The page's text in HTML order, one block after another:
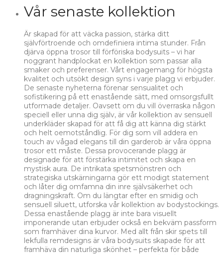
Vår senaste kollektion
Är skapad för att väcka passion, stärka ditt
självförtroende och omdefiniera intima stunder. Från
djärva öppna trosor till förföriska bodysuits – vi har
noggrant handplockat en kollektion som passar alla
smaker och preferenser. Vårt engagemang för högsta
kvalitet och utsökt design syns i varje plagg vi erbjuder.
De senaste nyheterna förenar sensualitet och
sofistikering på ett enastående sätt, med omsorgsfullt
utformade detaljer. Oavsett om du vill överraska någon
speciell eller unna dig själv, är vår kollektion av sensuell
underkläder skapad för att få dig att känna dig stärkt
och helt oemotståndlig. För dig som vill addera en
touch av vågad elegans till din garderob är våra öppna
trosor ett måste. Dessa provocerande plagg är
designade för att förstärka intimitet och skapa en
mystisk aura. De intrikata spetsmönstren och
strategiska utskärningarna gör ett modigt statement
och låter dig omfamna din inre självsäkerhet och
dragningskraft. Om du längtar efter en smidig och
sensuell siluett, utforska vår kollektion av bodystockings.
Dessa enastående plagg är inte bara visuellt
imponerande utan erbjuder också en bekväm passform
som framhäver dina kurvor. Med allt från skir spets till
lekfulla remdesigns är våra bodysuits skapade för att
framhäva din naturliga skönhet – perfekta för både